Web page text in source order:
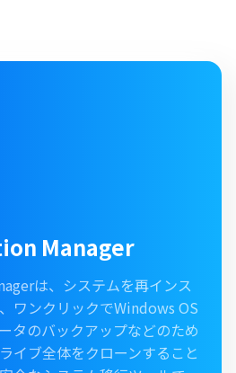
Manager
は、システムを再インス
ワンクリックでWindows OS
タのバックアップなどのため
イブ全体をクローンすること